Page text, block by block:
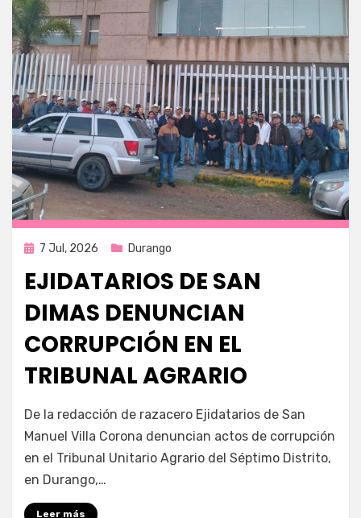
Publicada
7 Jul, 2026 Durango
EJIDATARIOS DE SAN
DIMAS DENUNCIAN
CORRUPCIÓN EN EL
TRIBUNAL AGRARIO
por Fernando Miranda Servín
De la redacción de razacero Ejidatarios de San
Manuel Villa Corona denuncian actos de corrupción
en el Tribunal Unitario Agrario del Séptimo Distrito,
en Durango,…
Leer más